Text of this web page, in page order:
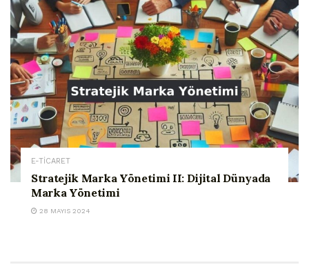
E-TİCARET
Stratejik Marka Yönetimi II: Dijital Dünyada
Marka Yönetimi
28 MAYIS 2024